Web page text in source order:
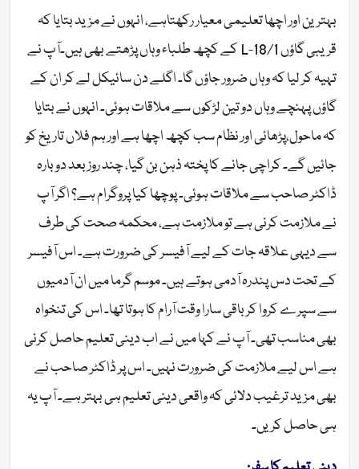
بہترین اور اچھا تعلیمی معیار رکھتاہے، انہوں نے مزید بتایا کہ
قریبی گاؤں 18/1-L کے کچھ طلباء وہاں پڑھتے بھی ہیں۔آپ نے
تہیہ کر لیا کہ وہاں ضرور جاؤں گا۔ اگلے دن سائیکل لے کر ان کے
گاؤں پہنچے وہاں دو تین لڑکوں سے ملاقات ہوئی۔ انہوں نے بتایا
کہ ماحول،پڑھائی اور نظام سب کچھ اچھا ہے اور ہم فلاں تاریخ کو
جائیں گے۔ کراچی جانے کا پختہ ذہن بن گیا، چند روز بعد دوبارہ
ڈاکٹر صاحب سے ملاقات ہوئی۔ پوچھا کیا پروگرام ہے؟ اگر آپ
نے ملازمت کرنی ہے تو ملازمت ہے، محکمہ صحت کی طرف
سے دیہی علاقہ جات کے لیے آفیسر کی ضرورت ہے۔ اس آفیسر
کے تحت دس پندرہ آدمی ہوتے ہیں۔ موسم گرما میں ان آدمیوں
سے سپرے کروا کر باقی سارا وقت آرام کا ہوتا تھا۔ اس کی تنخواہ
بھی مناسب تھی۔ آپ نے کہا میں نے اب دینی تعلیم حاصل کرنی
ہے اس لیے ملازمت کی ضرورت نہیں۔ اس پر ڈاکٹر صاحب نے
بھی مزید ترغیب دلائی کہ واقعی دینی تعلیم ہی بہتر ہے۔ آپ یہ
ہی حاصل کریں۔